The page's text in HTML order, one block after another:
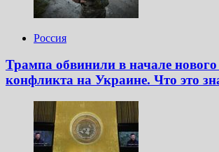
Россия
Трампа обвинили в начале нового
конфликта на Украине. Что это